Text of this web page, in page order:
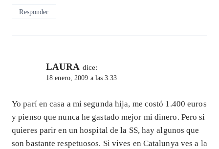
Responder
LAURA dice:
18 enero, 2009 a las 3:33
Yo parí en casa a mi segunda hija, me costó 1.400 euros
y pienso que nunca he gastado mejor mi dinero. Pero si
quieres parir en un hospital de la SS, hay algunos que
son bastante respetuosos. Si vives en Catalunya ves a la